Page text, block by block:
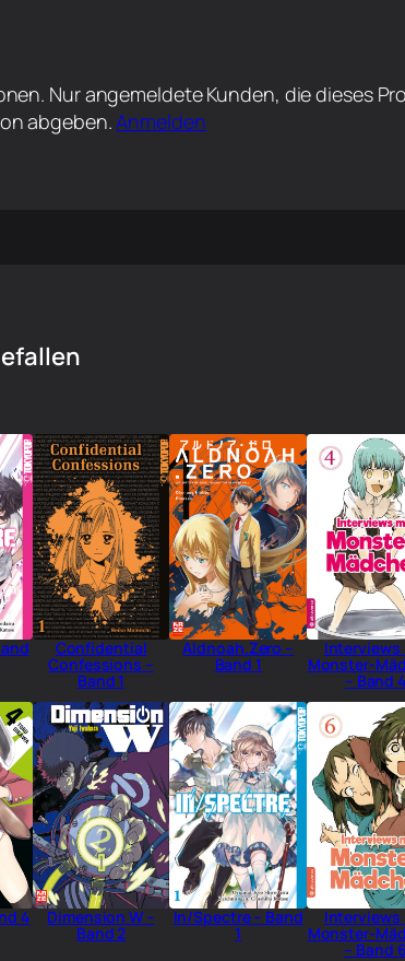
Nur angemeldete Kunden, die dieses
abgeben. Anmelden
Confidential
Confessions –
Band 1
Aldnoah.Zero –
Band 1
Interviews
Monster-
– Band 4
4 Dimension W –
Band 2
In/Spectre – Band
1
Interviews
Monster-
– Band 6